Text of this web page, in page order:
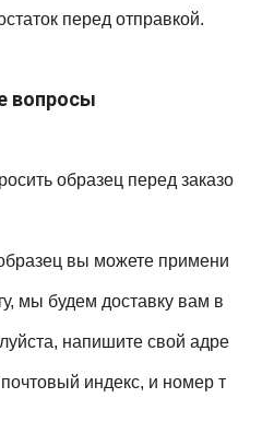
перед отправкой.
вопросы
образец перед заказо
вы можете примени
мы будем доставку вам в
напишите свой адре
индекс, и номер т